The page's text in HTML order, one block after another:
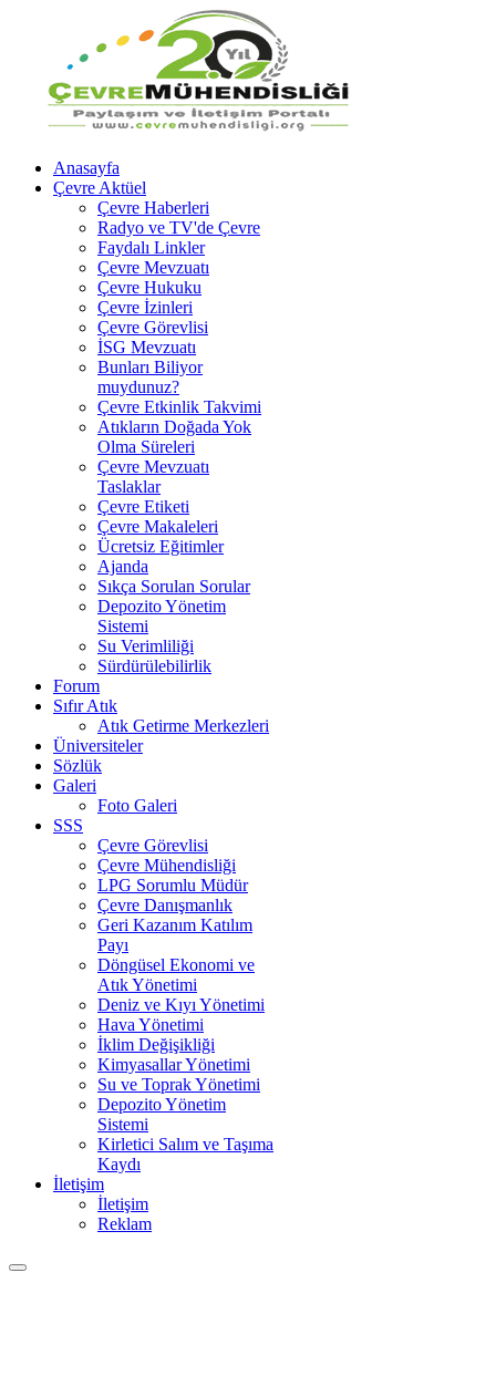
Anasayfa
Çevre Aktüel
Çevre Haberleri
Radyo ve TV'de Çevre
Faydalı Linkler
Çevre Mevzuatı
Çevre Hukuku
Çevre İzinleri
Çevre Görevlisi
İSG Mevzuatı
Bunları Biliyor
muydunuz?
Çevre Etkinlik Takvimi
Atıkların Doğada Yok
Olma Süreleri
Çevre Mevzuatı
Taslaklar
Çevre Etiketi
Çevre Makaleleri
Ücretsiz Eğitimler
Ajanda
Sıkça Sorulan Sorular
Depozito Yönetim
Sistemi
Su Verimliliği
Sürdürülebilirlik
Forum
Sıfır Atık
Atık Getirme Merkezleri
Üniversiteler
Sözlük
Galeri
Foto Galeri
SSS
Çevre Görevlisi
Çevre Mühendisliği
LPG Sorumlu Müdür
Çevre Danışmanlık
Geri Kazanım Katılım
Payı
Döngüsel Ekonomi ve
Atık Yönetimi
Deniz ve Kıyı Yönetimi
Hava Yönetimi
İklim Değişikliği
Kimyasallar Yönetimi
Su ve Toprak Yönetimi
Depozito Yönetim
Sistemi
Kirletici Salım ve Taşıma
Kaydı
İletişim
İletişim
Reklam